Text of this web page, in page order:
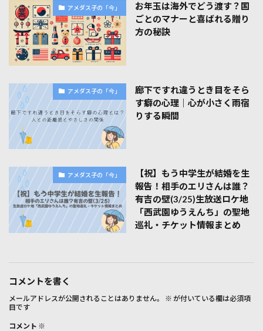
アメダス子の「今」
お年玉は海外でどう渡す？国
ごとのマナーと喜ばれる贈り
方の秘訣
アメダス子の「今」
廊下ですれ違うとき目をそら
す癖の心理｜心が小さく雨宿
りする瞬間
アメダス子の「今」
【祝】もう中学生が結婚を生
報告！相手のエリさんは誰？
有吉の壁(3/25)生放送ロケ地
「西武園ゆうえんち」の聖地
巡礼・チケット情報まとめ
コメントを書く
メールアドレスが公開されることはありません。 ※ が付いている欄は必須項
目です
コメント ※